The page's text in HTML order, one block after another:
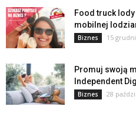
Food truck
mobilnej
Biznes 15
Promuj swoją
Independent
Biznes 28